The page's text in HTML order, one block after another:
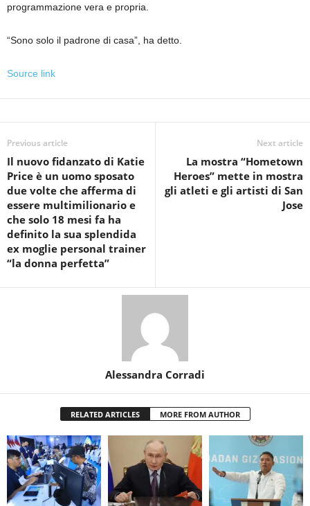
programmazione vera e propria.
“Sono solo il padrone di casa”, ha detto.
Source link
Previous article
Il nuovo fidanzato di Katie
Price è un uomo sposato
due volte che afferma di
essere multimilionario e
che solo 18 mesi fa ha
definito la sua splendida
ex moglie personal trainer
“la donna perfetta”
Next article
La mostra “Hometown
Heroes” mette in mostra
gli atleti e gli artisti di San
Jose
Alessandra Corradi
RELATED ARTICLES MORE FROM AUTHOR